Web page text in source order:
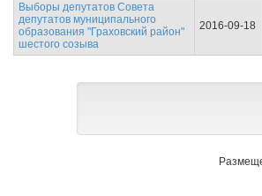
Выборы депутатов Совета
депутатов муниципального
образования "Граховский район"
шестого созыва
2016-09-18